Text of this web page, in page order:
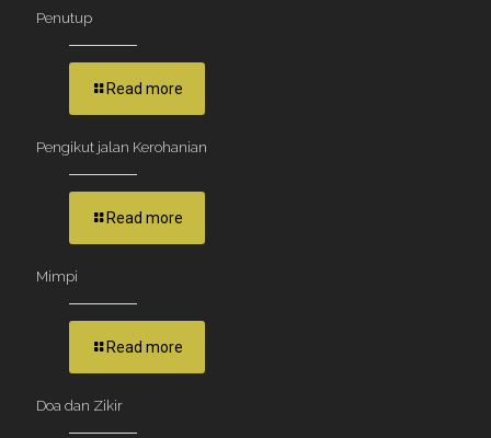
Penutup
Read more
Pengikut jalan Kerohanian
Read more
Mimpi
Read more
Doa dan Zikir